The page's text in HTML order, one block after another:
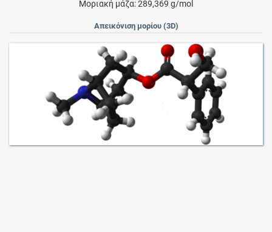
Μοριακή μάζα: 289,369 g/mol
Απεικόνιση μορίου (3D)